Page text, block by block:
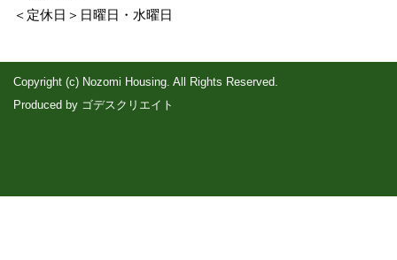
＜定休日＞日曜日・水曜日
Copyright (c) Nozomi Housing. All Rights Reserved.
Produced by ゴデスクリエイト